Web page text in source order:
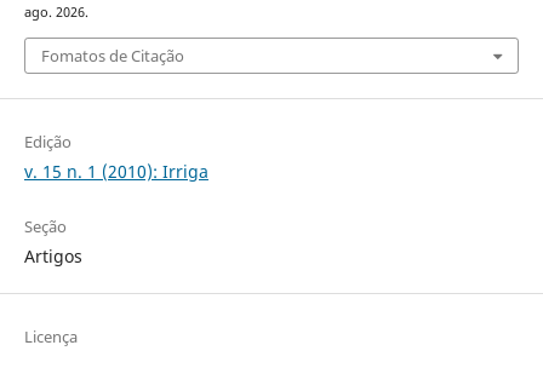
ago. 2026.
Fomatos de Citação
Edição
v. 15 n. 1 (2010): Irriga
Seção
Artigos
Licença